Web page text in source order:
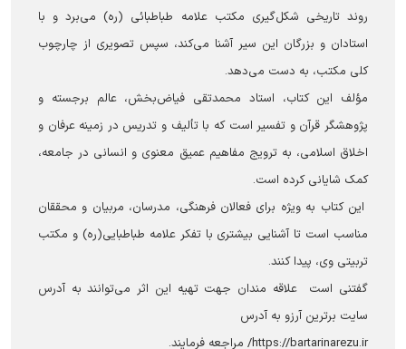
روند تاریخی شکل‌گیری مکتب علامه طباطبائی (ره) می‌برد و با
استادان و بزرگان این سیر آشنا می‌کند، سپس تصویری از چارچوب
کلی مکتب، به دست می‌دهد.
مؤلف این کتاب، استاد محمدتقی فیاض‌بخش، عالم برجسته و
پژوهشگر قرآن و تفسیر است که با تألیف و تدریس در زمینه عرفان و
اخلاق اسلامی، به ترویج مفاهیم عمیق معنوی و انسانی در جامعه،
کمک شایانی کرده است.
این کتاب به ویژه برای فعالان فرهنگی، مدرسان، مربیان و محققان
مناسب است تا آشنایی بیشتری با تفکر علامه طباطبایی(ره) و مکتب
تربیتی وی، پیدا کنند.
گفتنی است علاقه مندان جهت تهیه این اثر می‌توانند به آدرس
سایت برترین آرزو به آدرس
https://bartarinarezu.ir/ مراجعه فرمایند.